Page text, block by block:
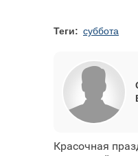
Теги: суббота
Красочная